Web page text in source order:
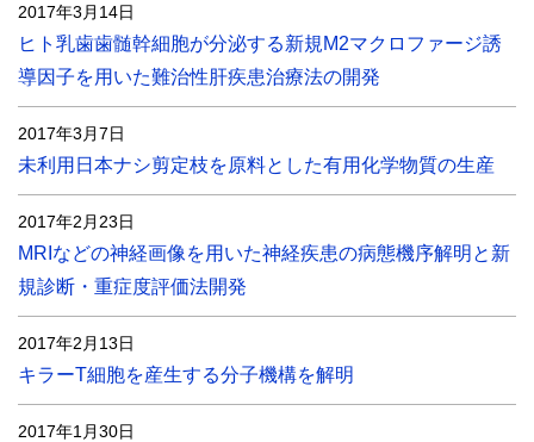
2017年3月14日
ヒト乳歯歯髄幹細胞が分泌する新規M2マクロファージ誘
導因子を用いた難治性肝疾患治療法の開発
2017年3月7日
未利用日本ナシ剪定枝を原料とした有用化学物質の生産
2017年2月23日
MRIなどの神経画像を用いた神経疾患の病態機序解明と新
規診断・重症度評価法開発
2017年2月13日
キラーT細胞を産生する分子機構を解明
2017年1月30日